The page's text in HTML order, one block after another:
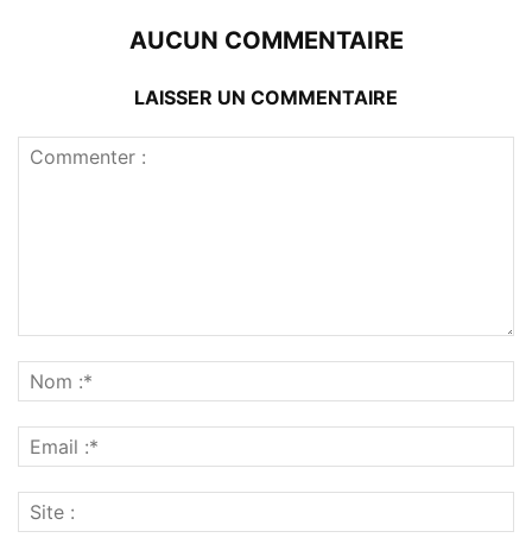
AUCUN COMMENTAIRE
LAISSER UN COMMENTAIRE